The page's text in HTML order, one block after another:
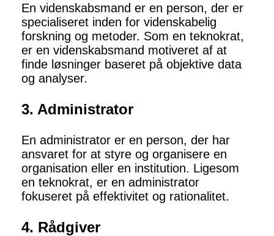
En videnskabsmand er en person, der er
specialiseret inden for videnskabelig
forskning og metoder. Som en teknokrat,
er en videnskabsmand motiveret af at
finde løsninger baseret på objektive data
og analyser.
3. Administrator
En administrator er en person, der har
ansvaret for at styre og organisere en
organisation eller en institution. Ligesom
en teknokrat, er en administrator
fokuseret på effektivitet og rationalitet.
4. Rådgiver